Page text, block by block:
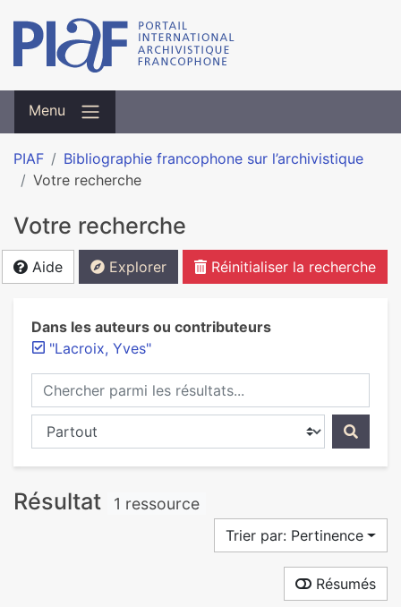
Menu
PIAF
Bibliographie francophone sur l’archivistique
Votre recherche
Votre recherche
Aide Explorer Réinitialiser la recherche
Dans les auteurs ou contributeurs
"Lacroix, Yves"
Chercher parmi les résultats...
Chercher dans...
Résultat 1 ressource
Trier par: Pertinence
Résumés